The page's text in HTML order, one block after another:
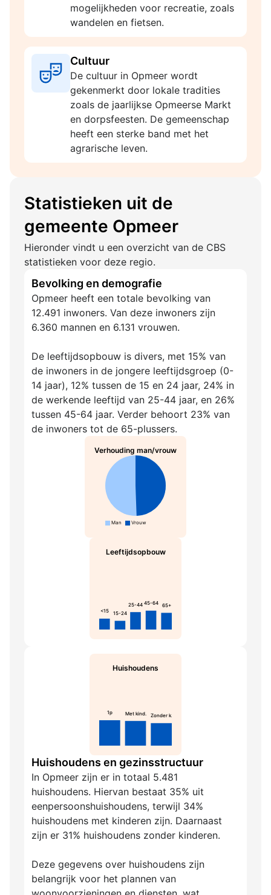
mogelijkheden voor recreatie, zoals
wandelen en fietsen.
Cultuur
De cultuur in Opmeer wordt
gekenmerkt door lokale tradities
zoals de jaarlijkse Opmeerse Markt
en dorpsfeesten. De gemeenschap
heeft een sterke band met het
agrarische leven.
Statistieken uit de
gemeente Opmeer
Hieronder vindt u een overzicht van de CBS
statistieken voor deze regio.
Bevolking en demografie
Opmeer heeft een totale bevolking van
12.491 inwoners. Van deze inwoners zijn
6.360 mannen en 6.131 vrouwen.
De leeftijdsopbouw is divers, met 15% van
de inwoners in de jongere leeftijdsgroep (0-
14 jaar), 12% tussen de 15 en 24 jaar, 24% in
de werkende leeftijd van 25-44 jaar, en 26%
tussen 45-64 jaar. Verder behoort 23% van
de inwoners tot de 65-plussers.
Verhouding man/vrouw
Man Vrouw
Leeftijdsopbouw
<15 15-24
25-4445-64 65+
Huishoudens
1p Met kind. Zonder k.
Huishoudens en gezinsstructuur
In Opmeer zijn er in totaal 5.481
huishoudens. Hiervan bestaat 35% uit
eenpersoonshuishoudens, terwijl 34%
huishoudens met kinderen zijn. Daarnaast
zijn er 31% huishoudens zonder kinderen.
Deze gegevens over huishoudens zijn
belangrijk voor het plannen van